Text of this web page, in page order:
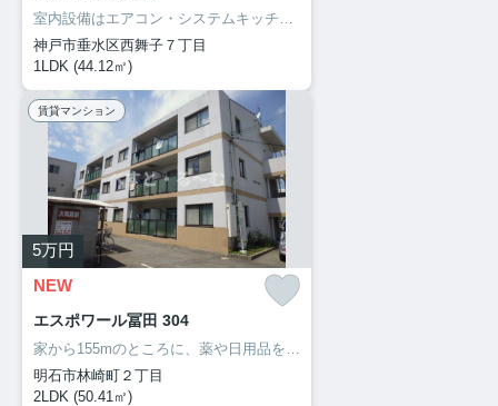
室内設備はエアコン・システムキッチン・追い焚きなど充実した設備を備え付けています。共用部にはエレベータ・バイク置場などが揃っております。自走式駐車場が併設された物件です。陽当たりが良いので、部屋の中にカビが生えにくく快適です。こちらのお部屋で新しい生活を始めてみませんか。住まいに関する情報を数多く提供しております。より自分に適した住まい選びをしていきましょう。私たちもサポート致します。
神戸市垂水区西舞子７丁目
1LDK (44.12㎡)
賃貸マンション
5万円
NEW
エスポワール冨田 304
家から155mのところに、薬や日用品を買うのに便利なクスリキリン堂・明石林崎店があります。洗面所の独立した、充実の収納が嬉しい物件となっています。収納はウォークインクロゼット・シューズボックスなど豊富なので、広々と空間を利用することも可能です。サポートホームサービスのホームページから住まいを探してみませんか。わたしたちが快適な住まい探しをお手伝い致します。
明石市林崎町２丁目
2LDK (50.41㎡)